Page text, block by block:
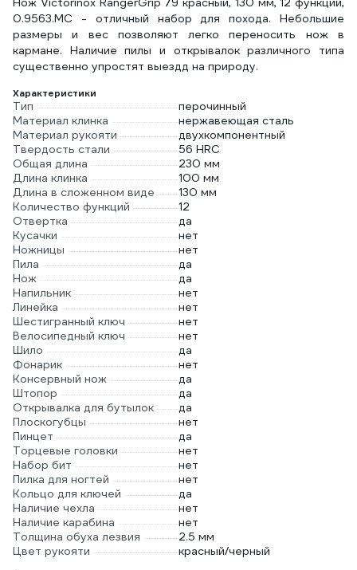
0.9563.MC - отличный набор для похода. Небольшие
размеры и вес позволяют легко переносить нож в
кармане. Наличие пилы и открывалок различного типа
существенно упростят выездд на природу.
Характеристики
Тип
перочинный
Материал клинка
нержавеющая сталь
Материал рукояти
двухкомпонентный
Твердость стали
56 HRC
Общая длина
230 мм
Длина клинка
100 мм
Длина в сложенном виде
130 мм
Количество функций
12
Отвертка
да
Кусачки
нет
Ножницы
нет
Пила
да
Нож
да
Напильник
нет
Линейка
нет
Шестигранный ключ
нет
Велосипедный ключ
нет
Шило
да
Фонарик
нет
Консервный нож
да
Штопор
да
Открывалка для бутылок
да
Плоскогубцы
нет
Пинцет
да
Торцевые головки
нет
Набор бит
нет
Пилка для ногтей
нет
Кольцо для ключей
да
Наличие чехла
нет
Наличие карабина
нет
Толщина обуха лезвия
2.5 мм
Цвет рукояти
красный/черный